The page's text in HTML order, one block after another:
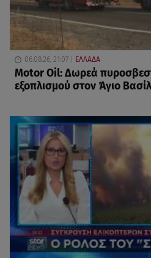
06.08.26, 21:07 ΕΛΛΑΔΑ
Motor Oil: Δωρεά
εξοπλισμού στον Άγιο